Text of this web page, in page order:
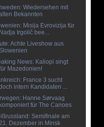
Wiedersehen mit
Bekannten
Misija Evrovizija für
Nadja Irgolič bee...
Achte Liveshow aus
Slowenien
News: Kaliopi singt
Mazedonien!
France 3 sucht
intern Kandidaten ...
Hanne Sørvaag
komponiert für The Canoes
Semifinale am
Dezember in Minsk